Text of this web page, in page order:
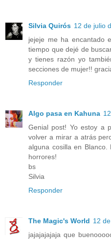
Silvia Quirós 12 de julio
jejeje me ha encantado
tiempo que dejé de
y tienes razón yo
secciones de mujer!!
Responder
Algo pasa en Kahuna
Genial post! Yo estoy a
volver a mirar a atrás
alguna cosilla en
horrores!
bs
Silvia
Responder
The Magic's World 12
jajajajajaja que